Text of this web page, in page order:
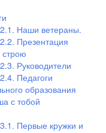
Наши ветераны.
Презентация
Руководители
Педагоги
образования
с тобой
Первые кружки и